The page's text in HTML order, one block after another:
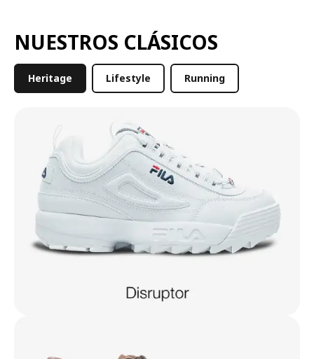
NUESTROS CLÁSICOS
Heritage Lifestyle Running